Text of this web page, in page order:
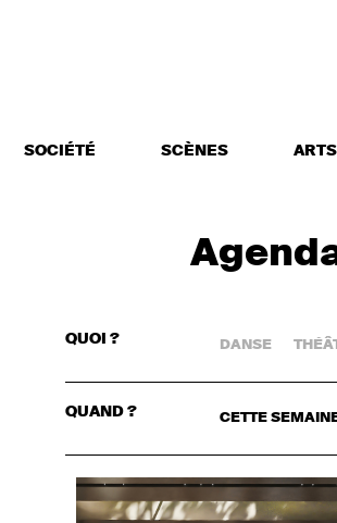
SOCIÉTÉ SCÈNES ARTS
QUOI ? DANSE
QUAND ? CETTE